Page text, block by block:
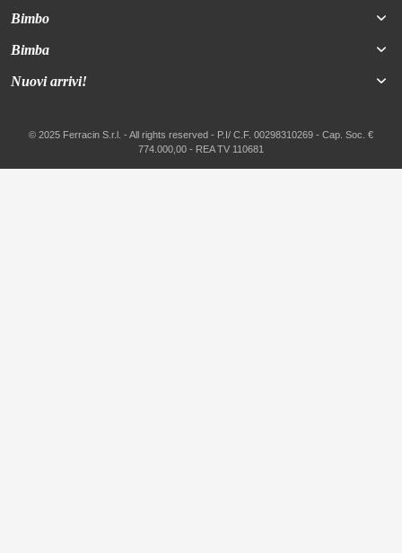
Bimbo
Bimba
Nuovi arrivi!
© 2025 Ferracin S.r.l. - All rights reserved - P.I/ C.F. 00298310269 - Cap. Soc. €
774.000,00 - REA TV 110681